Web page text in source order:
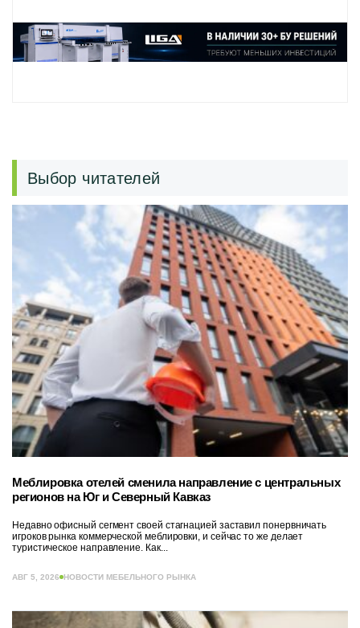
Выбор читателей
Меблировка отелей сменила направление с центральных
регионов на Юг и Северный Кавказ
Недавно офисный сегмент своей стагнацией заставил понервничать
игроков рынка коммерческой меблировки, и сейчас то же делает
туристическое направление. Как...
АВГ 5, 2026 НОВОСТИ МЕБЕЛЬНОГО РЫНКА